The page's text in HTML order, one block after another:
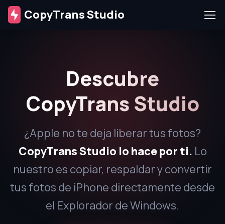
CopyTrans Studio
Descubre
CopyTrans Studio
¿Apple no te deja liberar tus fotos?
CopyTrans Studio lo hace por ti. Lo
nuestro es copiar, respaldar y convertir
tus fotos de iPhone directamente desde
el Explorador de Windows.